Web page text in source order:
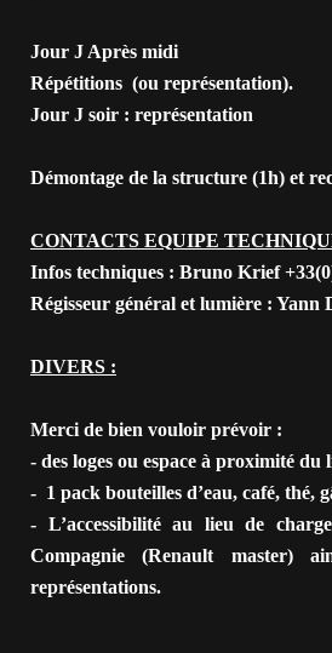
Jour J Après midi
Répétitions (ou représentation).
Jour J soir : représentation
Démontage de la structure (1h) et
CONTACTS EQUIPE
Infos techniques : Bruno Krief
Régisseur général et lumière : Yann
DIVERS :
Merci de bien vouloir prévoir :
- des loges ou espace à proximité du
- 1 pack bouteilles d’eau, café, thé,
- L’accessibilité au lieu de
Compagnie (Renault master)
représentations.